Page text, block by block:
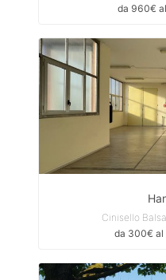
da 960€
Cinisello
da 300€ al